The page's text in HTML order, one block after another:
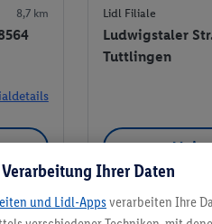
8,7 km Lidl Filiale
Ludwigstaler
Tuttlingen
Ihrer Daten
und Lidl-Apps verarbeiten Ihre